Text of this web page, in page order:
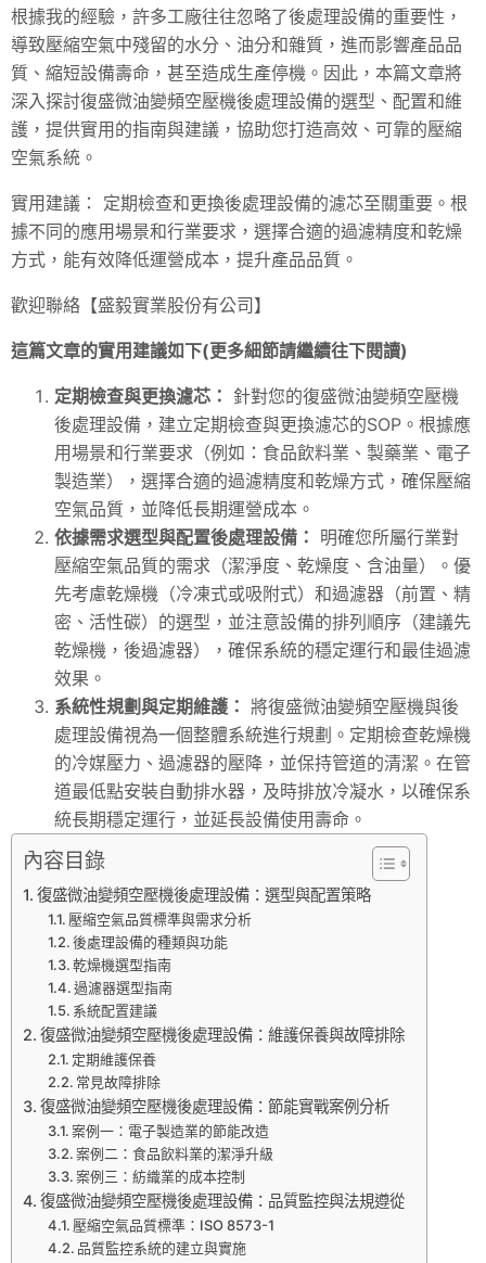
根據我的經驗，許多工廠往往忽略了後處理設備的重要性，
導致壓縮空氣中殘留的水分、油分和雜質，進而影響產品品
質、縮短設備壽命，甚至造成生產停機。因此，本篇文章將
深入探討復盛微油變頻空壓機後處理設備的選型、配置和維
護，提供實用的指南與建議，協助您打造高效、可靠的壓縮
空氣系統。
實用建議： 定期檢查和更換後處理設備的濾芯至關重要。根
據不同的應用場景和行業要求，選擇合適的過濾精度和乾燥
方式，能有效降低運營成本，提升產品品質。
歡迎聯絡【盛毅實業股份有公司】
這篇文章的實用建議如下(更多細節請繼續往下閱讀)
定期檢查與更換濾芯： 針對您的復盛微油變頻空壓機
後處理設備，建立定期檢查與更換濾芯的SOP。根據應
用場景和行業要求（例如：食品飲料業、製藥業、電子
製造業），選擇合適的過濾精度和乾燥方式，確保壓縮
空氣品質，並降低長期運營成本。
依據需求選型與配置後處理設備： 明確您所屬行業對
壓縮空氣品質的需求（潔淨度、乾燥度、含油量）。優
先考慮乾燥機（冷凍式或吸附式）和過濾器（前置、精
密、活性碳）的選型，並注意設備的排列順序（建議先
乾燥機，後過濾器），確保系統的穩定運行和最佳過濾
效果。
系統性規劃與定期維護： 將復盛微油變頻空壓機與後
處理設備視為一個整體系統進行規劃。定期檢查乾燥機
的冷媒壓力、過濾器的壓降，並保持管道的清潔。在管
道最低點安裝自動排水器，及時排放冷凝水，以確保系
統長期穩定運行，並延長設備使用壽命。
內容目錄
復盛微油變頻空壓機後處理設備：選型與配置策略
壓縮空氣品質標準與需求分析
後處理設備的種類與功能
乾燥機選型指南
過濾器選型指南
系統配置建議
復盛微油變頻空壓機後處理設備：維護保養與故障排除
定期維護保養
常見故障排除
復盛微油變頻空壓機後處理設備：節能實戰案例分析
案例一：電子製造業的節能改造
案例二：食品飲料業的潔淨升級
案例三：紡織業的成本控制
復盛微油變頻空壓機後處理設備：品質監控與法規遵從
壓縮空氣品質標準：ISO 8573-1
品質監控系統的建立與實施